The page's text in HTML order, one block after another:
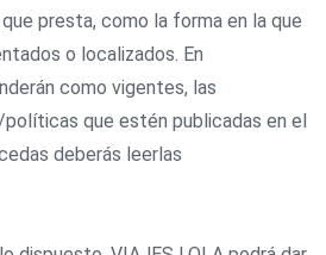
presta, como la forma en la que
o localizados. En
como vigentes, las
que estén publicadas en el
deberás leerlas